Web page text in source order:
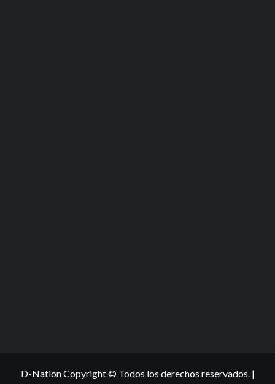
D-Nation Copyright © Todos los derechos reservados. |